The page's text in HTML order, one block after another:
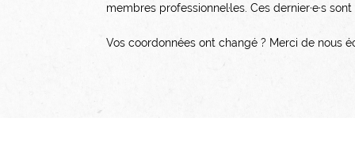
membres professionnel·les. Ces dernier·e·s
Vos coordonnées ont changé ? Merci de nous